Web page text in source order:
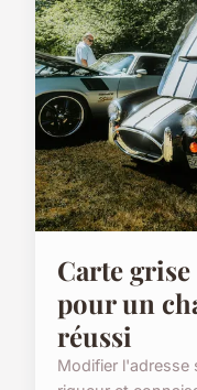
Carte
pour un
réussi
Modifier l'adresse